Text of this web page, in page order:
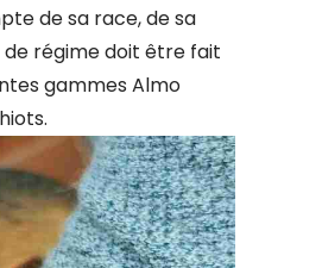
de sa race, de sa
régime doit être fait
gammes Almo